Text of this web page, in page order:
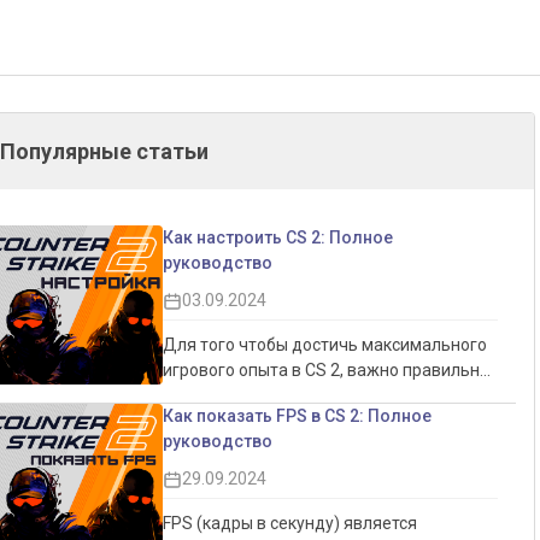
Популярные статьи
Как настроить CS 2: Полное
руководство
03.09.2024
Для того чтобы достичь максимального
игрового опыта в CS 2, важно правильно
увеличить производительность, но и
обеспечит более комфортный игровой
процесс. Настройки интерфейса, графики
восприятие игры, делая её более
Как показать FPS в CS 2: Полное
руководство
29.09.2024
FPS (кадры в секунду) является